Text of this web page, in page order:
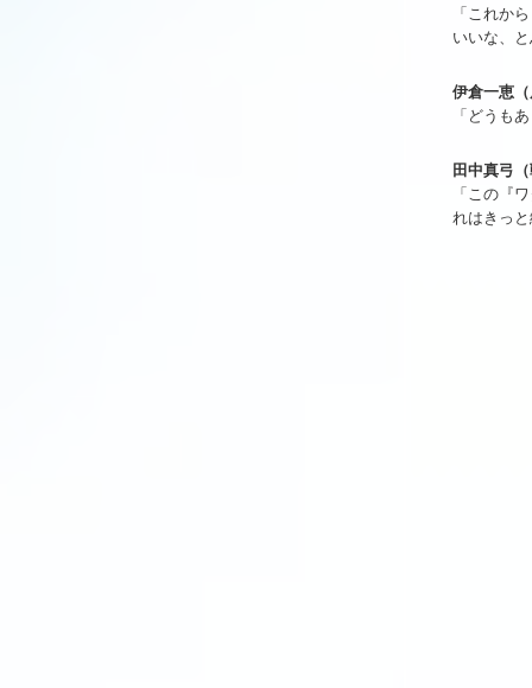
「これか
いいな、
伊倉一恵
「どうも
田中真弓
「この『
れはきっ